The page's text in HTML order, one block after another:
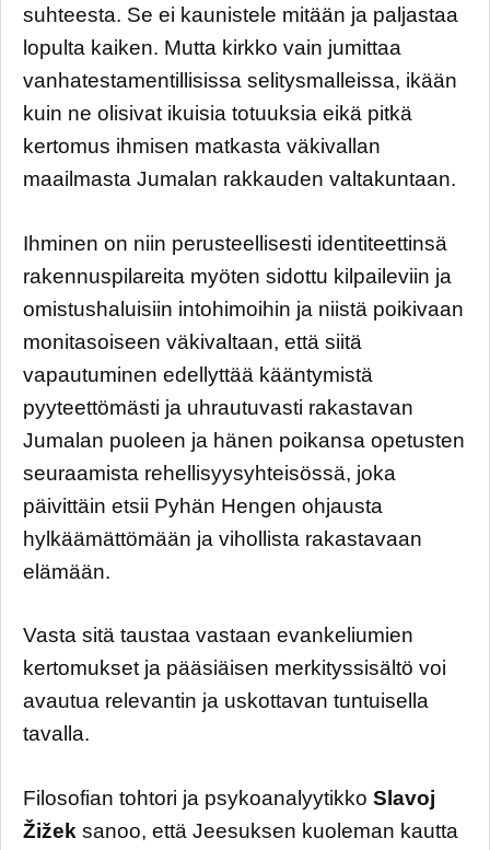
suhteesta. Se ei kaunistele mitään ja paljastaa
lopulta kaiken. Mutta kirkko vain jumittaa
vanhatestamentillisissa selitysmalleissa, ikään
kuin ne olisivat ikuisia totuuksia eikä pitkä
kertomus ihmisen matkasta väkivallan
maailmasta Jumalan rakkauden valtakuntaan.
Ihminen on niin perusteellisesti identiteettinsä
rakennuspilareita myöten sidottu kilpaileviin ja
omistushaluisiin intohimoihin ja niistä poikivaan
monitasoiseen väkivaltaan, että siitä
vapautuminen edellyttää kääntymistä
pyyteettömästi ja uhrautuvasti rakastavan
Jumalan puoleen ja hänen poikansa opetusten
seuraamista rehellisyysyhteisössä, joka
päivittäin etsii Pyhän Hengen ohjausta
hylkäämättömään ja vihollista rakastavaan
elämään.
Vasta sitä taustaa vastaan evankeliumien
kertomukset ja pääsiäisen merkityssisältö voi
avautua relevantin ja uskottavan tuntuisella
tavalla.
Filosofian tohtori ja psykoanalyytikko Slavoj
Žižek sanoo, että Jeesuksen kuoleman kautta